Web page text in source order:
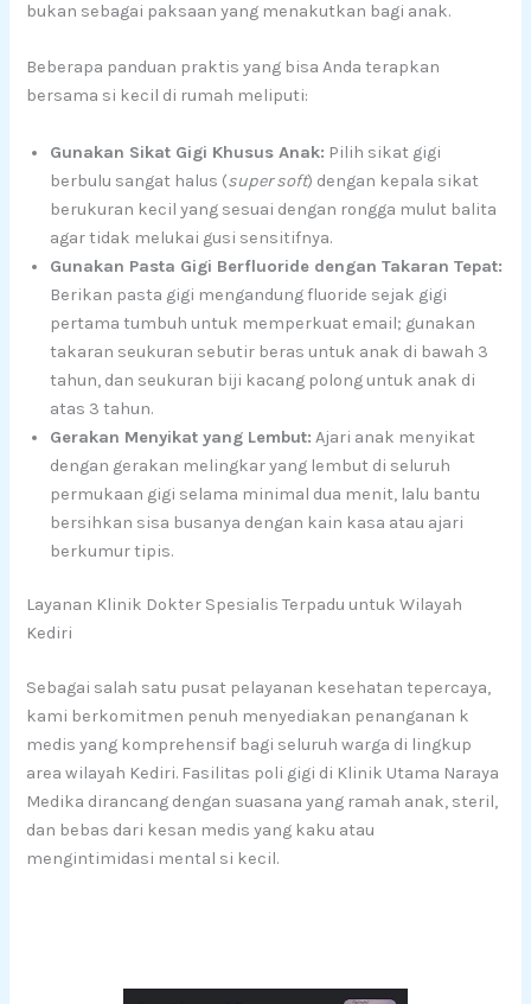
bukan sebagai paksaan yang menakutkan bagi anak.
Beberapa panduan praktis yang bisa Anda terapkan
bersama si kecil di rumah meliputi:
Gunakan Sikat Gigi Khusus Anak: Pilih sikat gigi
berbulu sangat halus (super soft) dengan kepala sikat
berukuran kecil yang sesuai dengan rongga mulut balita
agar tidak melukai gusi sensitifnya.
Gunakan Pasta Gigi Berfluoride dengan Takaran Tepat:
Berikan pasta gigi mengandung fluoride sejak gigi
pertama tumbuh untuk memperkuat email; gunakan
takaran seukuran sebutir beras untuk anak di bawah 3
tahun, dan seukuran biji kacang polong untuk anak di
atas 3 tahun.
Gerakan Menyikat yang Lembut: Ajari anak menyikat
dengan gerakan melingkar yang lembut di seluruh
permukaan gigi selama minimal dua menit, lalu bantu
bersihkan sisa busanya dengan kain kasa atau ajari
berkumur tipis.
Layanan Klinik Dokter Spesialis Terpadu untuk Wilayah
Kediri
Sebagai salah satu pusat pelayanan kesehatan tepercaya,
kami berkomitmen penuh menyediakan penanganan k
medis yang komprehensif bagi seluruh warga di lingkup
area wilayah Kediri. Fasilitas poli gigi di Klinik Utama Naraya
Medika dirancang dengan suasana yang ramah anak, steril,
dan bebas dari kesan medis yang kaku atau
mengintimidasi mental si kecil.